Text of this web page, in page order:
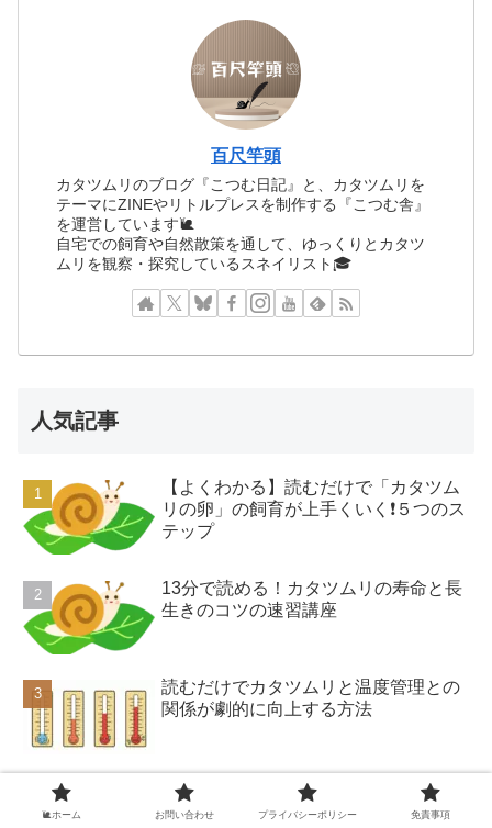
百尺竿頭
カタツムリのブログ『こつむ日記』と、カタツムリを
テーマにZINEやリトルプレスを制作する『こつむ舎』
を運営しています🐌
自宅での飼育や自然散策を通して、ゆっくりとカタツ
ムリを観察・探究しているスネイリスト🎓
人気記事
【よくわかる】読むだけで「カタツム
リの卵」の飼育が上手くいく❗️５つのス
テップ
13分で読める！カタツムリの寿命と長
生きのコツの速習講座
読むだけでカタツムリと温度管理との
関係が劇的に向上する方法
いまさら聞けない、！隠れんぼの達人
のカタツムリが居なくなった時に気を
🐌ホーム お問い合わせ プライバシーポリシー 免責事項